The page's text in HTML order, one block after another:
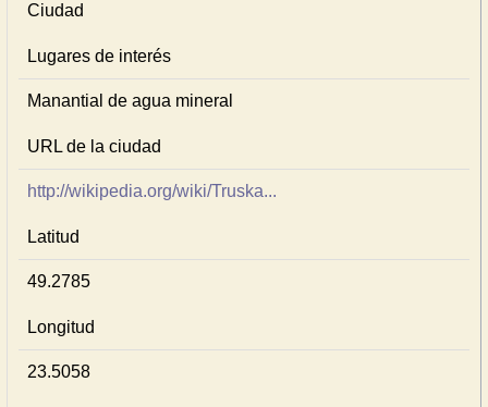
Ciudad
Lugares de interés
Manantial de agua mineral
URL de la ciudad
http://wikipedia.org/wiki/Truska...
Latitud
49.2785
Longitud
23.5058